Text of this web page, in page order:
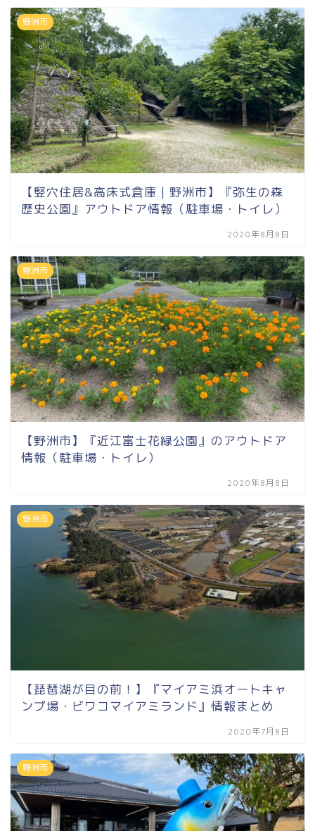
野洲市
【竪穴住居&高床式倉庫｜野洲市】『弥生の森
歴史公園』アウトドア情報（駐車場・トイレ）
2020年8月8日
野洲市
【野洲市】『近江富士花緑公園』のアウトドア
情報（駐車場・トイレ）
2020年8月8日
野洲市
【琵琶湖が目の前！】『マイアミ浜オートキャ
ンプ場・ビワコマイアミランド』情報まとめ
2020年7月8日
野洲市